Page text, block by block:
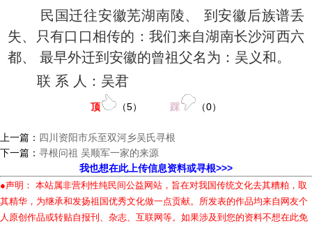
民国迁往安徽芜湖南陵、 到安徽后族谱丢
失、只有口口相传的：我们来自湖南长沙河西六
都、 最早外迁到安徽的曾祖父名为：吴义和。
联 系 人：吴君
顶 （5） 踩 （0）
上一篇： 四川资阳市乐至双河乡吴氏寻根
下一篇： 寻根问祖 吴顺军一家的来源
我也想在此上传信息资料或寻根>>>
●声明： 本站属非营利性纯民间公益网站，旨在对我国传统文化去其糟粕，取
其精华，为继承和发扬祖国优秀文化做一点贡献。所发表的作品均来自网友个
人原创作品或转贴自报刊、杂志、互联网等。如果涉及到您的资料不想在此免